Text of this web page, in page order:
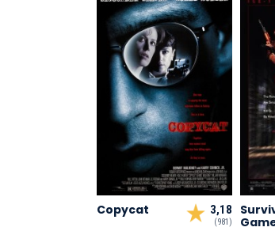
3,18
(981)
Copycat